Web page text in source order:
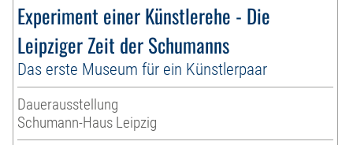
Experiment einer Künstlerehe - Die
Leipziger Zeit der Schumanns
Das erste Museum für ein Künstlerpaar
Dauerausstellung
Schumann-Haus Leipzig